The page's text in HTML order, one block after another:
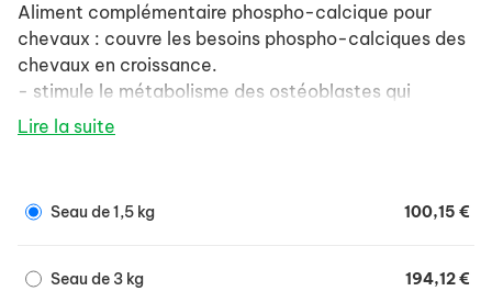
Aliment complémentaire phospho-calcique pour
chevaux : couvre les besoins phospho-calciques des
chevaux en croissance.
- stimule le métabolisme des ostéoblastes qui
forment les os, influence le métabolisme des
Lire la suite
Seau de 1,5 kg 100,15 €
Seau de 3 kg 194,12 €